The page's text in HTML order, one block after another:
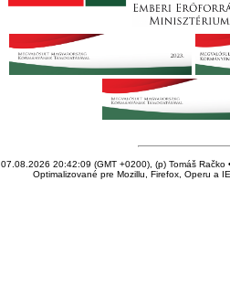
07.08.2026 20:42:09 (GMT +0200), (p) Tomáš Račko
Optimalizované pre Mozillu, Firefox, Operu a